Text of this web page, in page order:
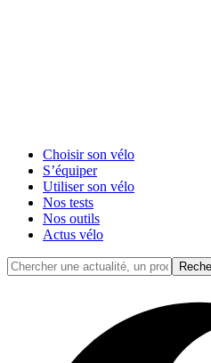
Choisir son vélo
S’équiper
Utiliser son vélo
Nos tests
Nos outils
Actus vélo